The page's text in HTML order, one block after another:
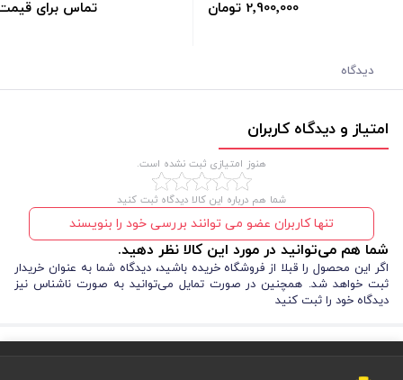
2٬900٬000 تومان تماس برای
دیدگاه
امتیاز و دیدگاه کاربران
هنوز امتیازی ثبت نشده است.
شما هم درباره این کالا دیدگاه ثبت کنید
تنها کاربران عضو می توانند بررسی خود را بنویسند
شما هم می‌توانید در مورد این کالا نظر دهید.
اگر این محصول را قبلا از فروشگاه خریده باشید، دیدگاه شما به عنوان خریدار
ثبت خواهد شد. همچنین در صورت تمایل می‌توانید به صورت ناشناس نیز
دیدگاه خود را ثبت کنید